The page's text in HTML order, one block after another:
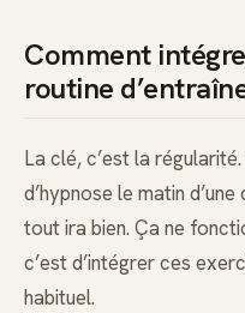
Comment
routine
La clé, c’est la
d’hypnose le matin
tout ira bien. Ça ne
c’est d’intégrer ces
habituel.